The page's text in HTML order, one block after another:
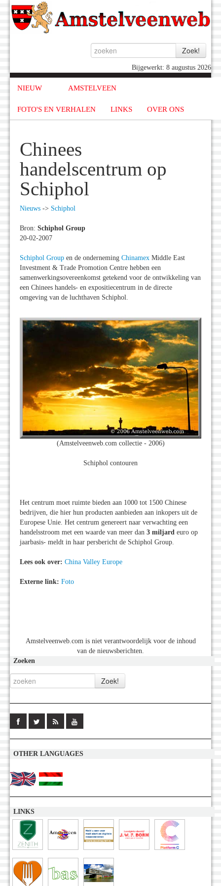
Bijgewerkt: 8 augustus 2026
NIEUW AMSTELVEEN
FOTO'S EN VERHALEN LINKS OVER ONS
Chinees
handelscentrum op
Schiphol
Nieuws -> Schiphol
Bron: Schiphol Group
20-02-2007
Schiphol Group en de onderneming Chinamex Middle East
Investment & Trade Promotion Centre hebben een
samenwerkingsovereenkomst getekend voor de ontwikkeling van
een Chinees handels- en expositiecentrum in de directe
omgeving van de luchthaven Schiphol.
(Amstelveenweb.com collectie - 2006)
Schiphol contouren
Het centrum moet ruimte bieden aan 1000 tot 1500 Chinese
bedrijven, die hier hun producten aanbieden aan inkopers uit de
Europese Unie. Het centrum genereert naar verwachting een
handelsstroom met een waarde van meer dan 3 miljard euro op
jaarbasis- meldt in haar persbericht de Schiphol Group.
Lees ook over: China Valley Europe
Externe link: Foto
Amstelveenweb.com is niet verantwoordelijk voor de inhoud
van de nieuwsberichten.
Zoeken
OTHER LANGUAGES
LINKS